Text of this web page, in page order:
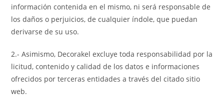
información contenida en el mismo, ni será responsable de
los daños o perjuicios, de cualquier índole, que puedan
derivarse de su uso.
2.- Asimismo, Decorakel excluye toda responsabilidad por la
licitud, contenido y calidad de los datos e informaciones
ofrecidos por terceras entidades a través del citado sitio
web.